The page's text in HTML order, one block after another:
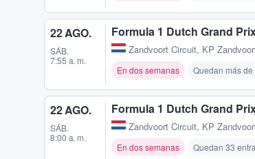
22 AGO.
SÁB.
7:55 a. m.
Formula 1 Dutch Grand
Zandvoort Circuit, KP
En dos semanas Quedan más
22 AGO.
SÁB.
8:00 a. m.
Formula 1 Dutch Grand
Zandvoort Circuit, KP
En dos semanas Quedan 33